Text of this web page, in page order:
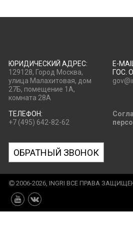
ЮРИДИЧЕСКИЙ АДРЕС:
129128, Город Москва,
улица Малахитовая, дом
27Б, помещение 1А,
комната 28А
E-
ГОС.
ТЕЛЕФОН:
+7 (495) 642-82-62
ОБРАТНЫЙ ЗВОНОК
2006-2026, INGRI ВСЕ ПРАВА